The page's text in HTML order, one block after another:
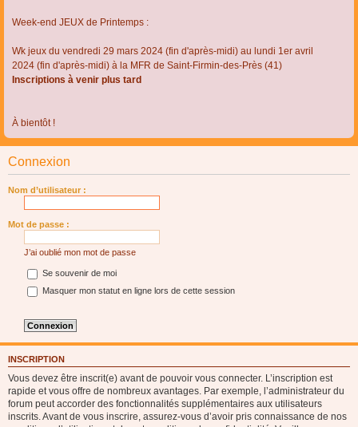
Week-end JEUX de Printemps :
Wk jeux du vendredi 29 mars 2024 (fin d'après-midi) au lundi 1er avril
2024 (fin d'après-midi) à la MFR de Saint-Firmin-des-Près (41)
Inscriptions à venir plus tard
À bientôt !
Connexion
Nom d’utilisateur :
Mot de passe :
J’ai oublié mon mot de passe
Se souvenir de moi
Masquer mon statut en ligne lors de cette session
INSCRIPTION
Vous devez être inscrit(e) avant de pouvoir vous connecter. L’inscription est
rapide et vous offre de nombreux avantages. Par exemple, l’administrateur du
forum peut accorder des fonctionnalités supplémentaires aux utilisateurs
inscrits. Avant de vous inscrire, assurez-vous d’avoir pris connaissance de nos